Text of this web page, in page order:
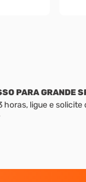
PARA GRANDE
horas, ligue e solicite